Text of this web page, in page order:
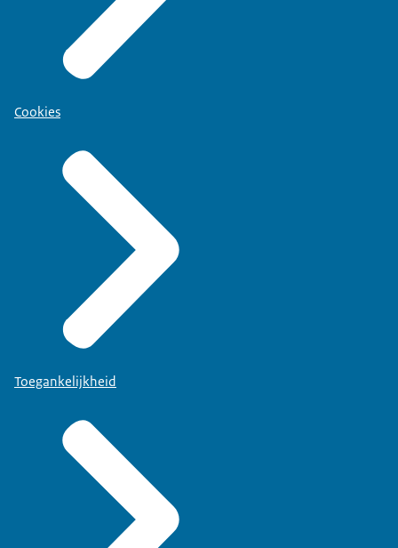
Cookies
Toegankelijkheid